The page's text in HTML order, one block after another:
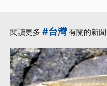
總統賴清德 ·更多...
閱讀更多 #台灣有關的新聞